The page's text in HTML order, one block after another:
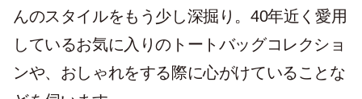
んのスタイルをもう少し深掘り。40年近く愛用
しているお気に入りのトートバッグコレクショ
ンや、おしゃれをする際に心がけていることな